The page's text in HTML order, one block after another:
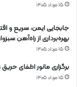
۱۵ مرداد ۱۴۰۵
جابجایی ایمن، سریع و
بهره‌برداری از راه‌آهن
۱۵ مرداد ۱۴۰۵
برگزاری مانور اطفای
۱۵ مرداد ۱۴۰۵